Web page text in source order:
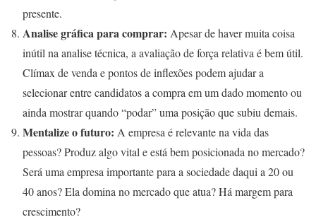
presente.
Analise gráfica para comprar: Apesar de haver muita coisa
inútil na analise técnica, a avaliação de força relativa é bem útil.
Clímax de venda e pontos de inflexões podem ajudar a
selecionar entre candidatos a compra em um dado momento ou
ainda mostrar quando “podar” uma posição que subiu demais.
Mentalize o futuro: A empresa é relevante na vida das
pessoas? Produz algo vital e está bem posicionada no mercado?
Será uma empresa importante para a sociedade daqui a 20 ou
40 anos? Ela domina no mercado que atua? Há margem para
crescimento?